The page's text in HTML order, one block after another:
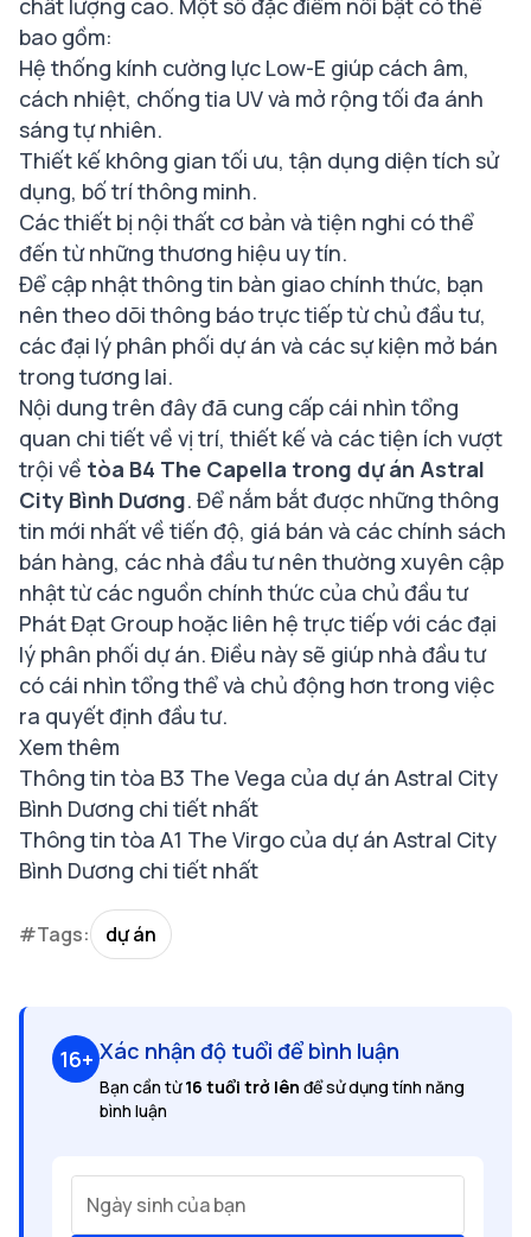
chất lượng cao. Một số đặc điểm nổi bật có thể
bao gồm:
Hệ thống kính cường lực Low-E giúp cách âm,
cách nhiệt, chống tia UV và mở rộng tối đa ánh
sáng tự nhiên.
Thiết kế không gian tối ưu, tận dụng diện tích sử
dụng, bố trí thông minh.
Các thiết bị nội thất cơ bản và tiện nghi có thể
đến từ những thương hiệu uy tín.
Để cập nhật thông tin bàn giao chính thức, bạn
nên theo dõi thông báo trực tiếp từ chủ đầu tư,
các đại lý phân phối dự án và các sự kiện mở bán
trong tương lai​.
Nội dung trên đây đã cung cấp cái nhìn tổng
quan chi tiết về vị trí, thiết kế và các tiện ích vượt
trội về tòa B4 The Capella trong dự án Astral
City Bình Dương. Để nắm bắt được những thông
tin mới nhất về tiến độ, giá bán và các chính sách
bán hàng, các nhà đầu tư nên thường xuyên cập
nhật từ các nguồn chính thức của chủ đầu tư
Phát Đạt Group hoặc liên hệ trực tiếp với các đại
lý phân phối dự án. Điều này sẽ giúp nhà đầu tư
có cái nhìn tổng thể và chủ động hơn trong việc
ra quyết định đầu tư.
Xem thêm
Thông tin tòa B3 The Vega của dự án Astral City
Bình Dương chi tiết nhất
Thông tin tòa A1 The Virgo của dự án Astral City
Bình Dương chi tiết nhất
#Tags: dự án
16+ Xác nhận độ tuổi để bình luận
Bạn cần từ16 tuổi trở lên để sử dụng tính năng
bình luận
Ngày sinh của bạn